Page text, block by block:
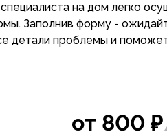
на дом легко
Заполнив форму -
детали проблемы и
от 800 ₽